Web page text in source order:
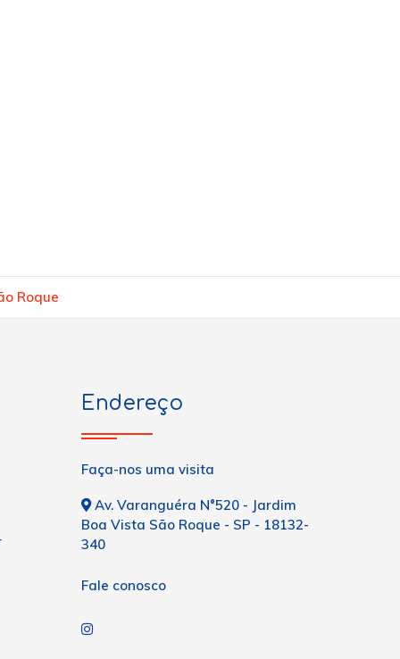
Roque
Endereço
Faça-nos uma visita
Av. Varanguéra N°520 - Jardim
Boa Vista São Roque - SP - 18132-
340
Fale conosco